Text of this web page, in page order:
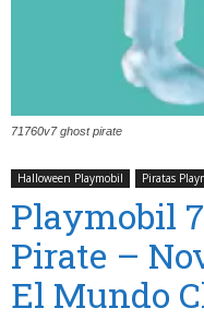
71760v7 ghost pirate
Halloween Playmobil Piratas
Playmobil
Pirate –
El Mundo